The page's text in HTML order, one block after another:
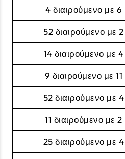
4 διαιρούμενο με 6
52 διαιρούμενο με 2
14 διαιρούμενο με 4
9 διαιρούμενο με 11
52 διαιρούμενο με 4
11 διαιρούμενο με 2
25 διαιρούμενο με 4